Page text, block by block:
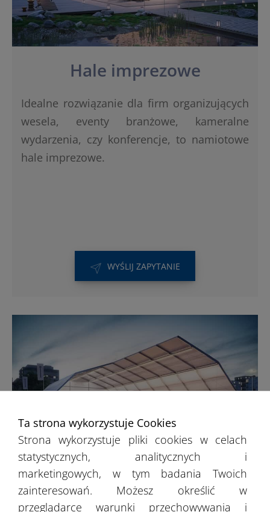
Hale imprezowe
Idealne rozwiązanie dla firm organizujących
wesela, eventy branżowe, kameralne
wydarzenia, czy konferencje, to namiotowe
hale imprezowe.
WYŚLIJ ZAPYTANIE
Hale sportowe
Ta strona wykorzystuje Cookies
Strona wykorzystuje pliki cookies w celach
statystycznych, analitycznych i
marketingowych, w tym badania Twoich
zainteresowań. Możesz określić w
przeglądarce warunki przechowywania i